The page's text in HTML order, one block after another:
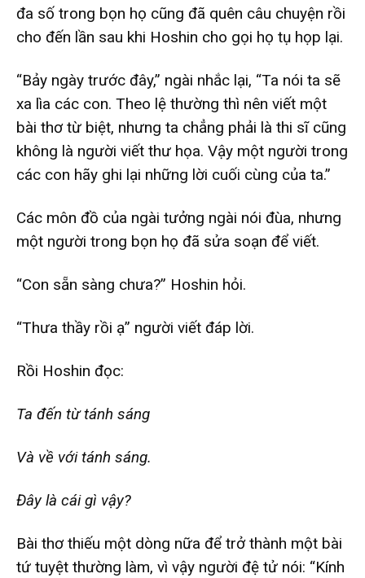
đa số trong bọn họ cũng đã quên câu chuyện rồi
cho đến lần sau khi Hoshin cho gọi họ tụ họp lại.
“Bảy ngày trước đây,” ngài nhắc lại, “Ta nói ta sẽ
xa lìa các con. Theo lệ thường thì nên viết một
bài thơ từ biệt, nhưng ta chẳng phải là thi sĩ cũng
không là người viết thư họa. Vậy một người trong
các con hãy ghi lại những lời cuối cùng của ta.”
Các môn đồ của ngài tưởng ngài nói đùa, nhưng
một người trong bọn họ đã sửa soạn để viết.
“Con sẵn sàng chưa?” Hoshin hỏi.
“Thưa thầy rồi ạ” người viết đáp lời.
Rồi Hoshin đọc:
Ta đến từ tánh sáng
Và về với tánh sáng.
Đây là cái gì vậy?
Bài thơ thiếu một dòng nữa để trở thành một bài
tứ tuyệt thường làm, vì vậy người đệ tử nói: “Kính